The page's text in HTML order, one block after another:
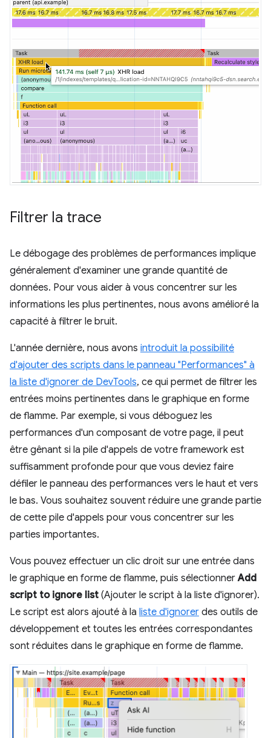
Filtrer la trace
Le débogage des problèmes de performances implique
généralement d'examiner une grande quantité de
données. Pour vous aider à vous concentrer sur les
informations les plus pertinentes, nous avons amélioré la
capacité à filtrer le bruit.
L'année dernière, nous avons introduit la possibilité
d'ajouter des scripts dans le panneau "Performances" à
la liste d'ignorer de DevTools, ce qui permet de filtrer les
entrées moins pertinentes dans le graphique en forme
de flamme. Par exemple, si vous déboguez les
performances d'un composant de votre page, il peut
être gênant si la pile d'appels de votre framework est
suffisamment profonde pour que vous deviez faire
défiler le panneau des performances vers le haut et vers
le bas. Vous souhaitez souvent réduire une grande partie
de cette pile d'appels pour vous concentrer sur les
parties importantes.
Vous pouvez effectuer un clic droit sur une entrée dans
le graphique en forme de flamme, puis sélectionnerAdd
script to ignore list (Ajouter le script à la liste d'ignorer).
Le script est alors ajouté à la liste d'ignorer des outils de
développement et toutes les entrées correspondantes
sont réduites dans le graphique en forme de flamme.